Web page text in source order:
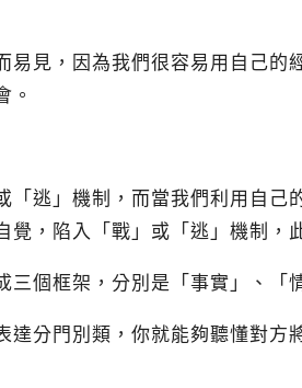
見，因為我們很容易用自己的
。
逃」機制，而當我們利用自己
，陷入「戰」或「逃」機制，
三個框架，分別是「事實」、「
分門別類，你就能夠聽懂對方